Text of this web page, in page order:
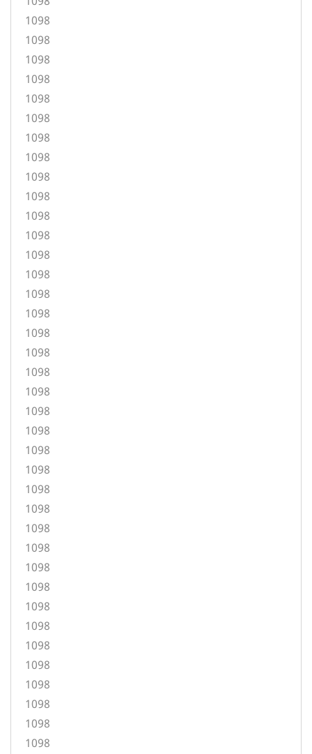
1098
1098
1098
1098
1098
1098
1098
1098
1098
1098
1098
1098
1098
1098
1098
1098
1098
1098
1098
1098
1098
1098
1098
1098
1098
1098
1098
1098
1098
1098
1098
1098
1098
1098
1098
1098
1098
1098